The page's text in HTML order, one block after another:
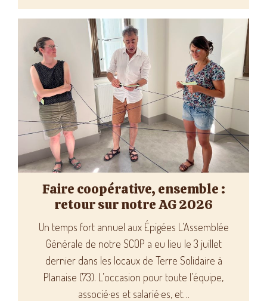
Faire coopérative, ensemble :
retour sur notre AG 2026
Un temps fort annuel aux Épigées L’Assemblée
Générale de notre SCOP a eu lieu le 3 juillet
dernier dans les locaux de Terre Solidaire à
Planaise (73). L’occasion pour toute l’équipe,
associé·es et salarié·es, et…